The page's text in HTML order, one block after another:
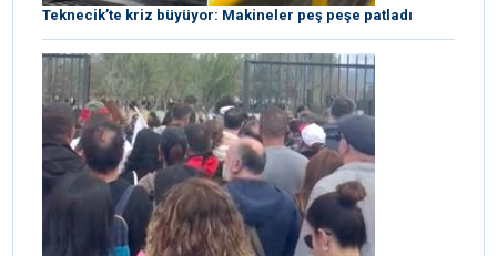
Teknecik’te kriz büyüyor: Makineler peş peşe patladı